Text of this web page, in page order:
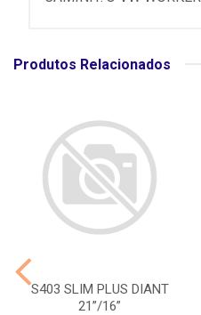
Produtos Relacionados
S403 SLIM PLUS DIANT
21”/16”